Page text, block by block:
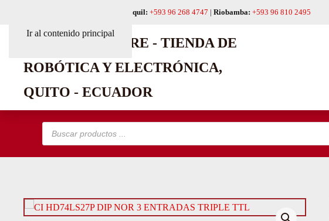
Ir al contenido principal
Guayaquil: +593 96 268 4747 | Riobamba: +593 96 810 2495
Búsqueda
productos